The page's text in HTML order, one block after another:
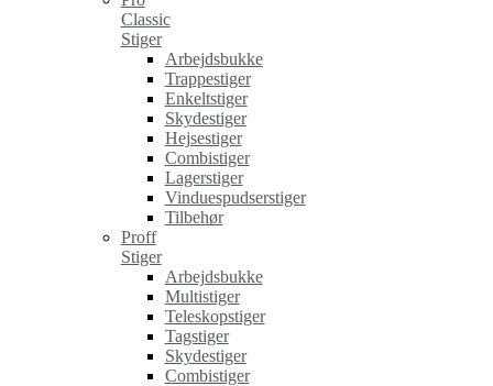
Classic
Stiger
Arbejdsbukke
Trappestiger
Enkeltstiger
Skydestiger
Hejsestiger
Combistiger
Lagerstiger
Vinduespudserstiger
Tilbehør
Proff
Stiger
Arbejdsbukke
Multistiger
Teleskopstiger
Tagstiger
Skydestiger
Combistiger